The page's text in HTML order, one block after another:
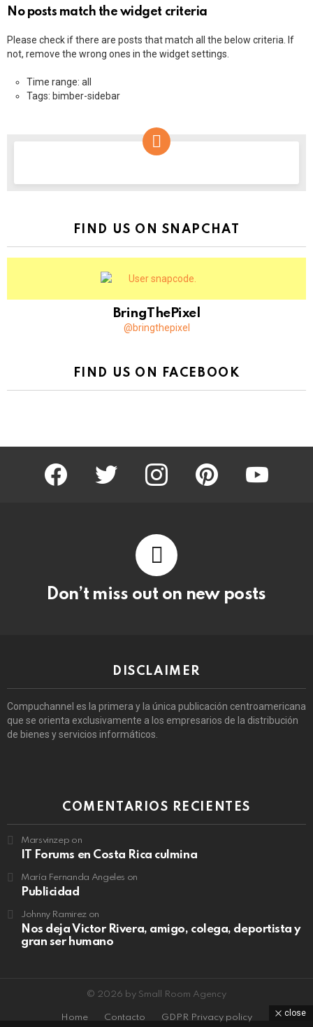
No posts match the widget criteria
Please check if there are posts that match all the below criteria. If
not, remove the wrong ones in the widget settings.
Time range: all
Tags: bimber-sidebar
FIND US ON SNAPCHAT
BringThePixel
@bringthepixel
FIND US ON FACEBOOK
facebook twitter instagram pinterest youtube
Don’t miss out on new posts
DISCLAIMER
Compuchannel es la primera y la única publicación centroamericana
que se orienta exclusivamente a los empresarios de la distribución
de bienes y servicios informáticos.
COMENTARIOS RECIENTES
Marsvinzep on
IT Forums en Costa Rica culmina
María Fernanda Angeles on
Publicidad
Johnny Ramirezon
Nos deja Victor Rivera, amigo, colega, deportista y
gran ser humano
© 2026 by Small Room Agency
Home Contacto GDPR Privacy policy close